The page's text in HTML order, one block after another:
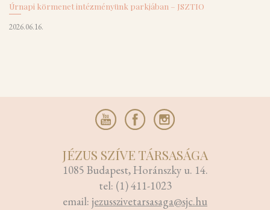
Úrnapi körmenet intézményünk parkjában – JSZTIO
2026.06.16.
JÉZUS SZÍVE TÁRSASÁGA
1085 Budapest, Horánszky u. 14.
tel: (1) 411-1023
email: jezusszivetarsasaga@sjc.hu